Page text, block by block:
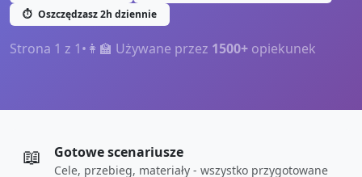
⏱️ Oszczędzasz 2h dziennie
Strona 1 z 1• 👩‍🏫 Używane przez 1500+ opiekunek
📖 Gotowe scenariusze
Cele, przebieg, materiały - wszystko przygotowane